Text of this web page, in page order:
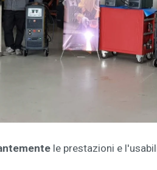
le prestazioni e